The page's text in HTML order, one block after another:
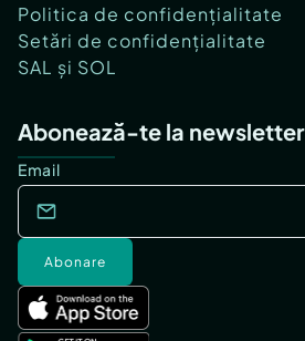
Politica de confidențialitate
Setări de confidențialitate
SAL și SOL
Abonează-te la newsletter
Email
Abonare